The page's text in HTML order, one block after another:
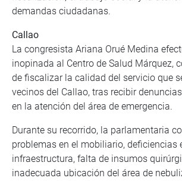
demandas ciudadanas.
Callao
La congresista Ariana Orué Medina
inopinada al Centro de Salud Márquez,
de fiscalizar la calidad del servicio que
vecinos del Callao, tras recibir
en la atención del área de emergencia.
Durante su recorrido, la parlamentaria
problemas en el mobiliario, deficiencias
infraestructura, falta de insumos
inadecuada ubicación del área de